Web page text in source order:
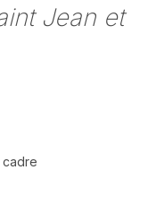
Jean et
cadre